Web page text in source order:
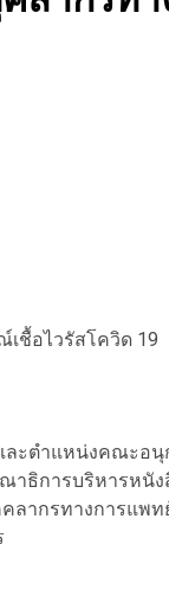
ชื้อไวรัสโควิด 19
ะตำแหน่งคณะอนุ
าธิการบริหารหนั
ลากรทางการแพ